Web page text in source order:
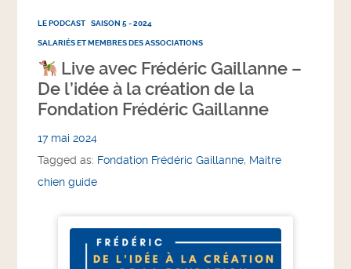
LE PODCAST SAISON 5 - 2024
SALARIÉS ET MEMBRES DES ASSOCIATIONS
Live avec Frédéric Gaillanne –
De l’idée à la création de la
Fondation Frédéric Gaillanne
17 mai 2024
Tagged as: Fondation Frédéric Gaillanne, Maitre
chien guide